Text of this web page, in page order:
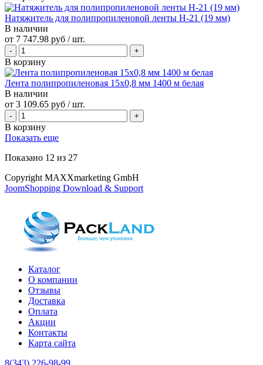
Натяжитель для полипропиленовой ленты Н-21 (19 мм)
В наличии
от 7 747.98 руб / шт.
В корзину
Лента полипропиленовая 15х0,8 мм 1400 м белая
В наличии
от 3 109.65 руб / шт.
В корзину
Показать еще
Показано 12 из 27
Copyright MAXXmarketing GmbH
JoomShopping Download & Support
Каталог
О компании
Отзывы
Доставка
Оплата
Акции
Контакты
Карта сайта